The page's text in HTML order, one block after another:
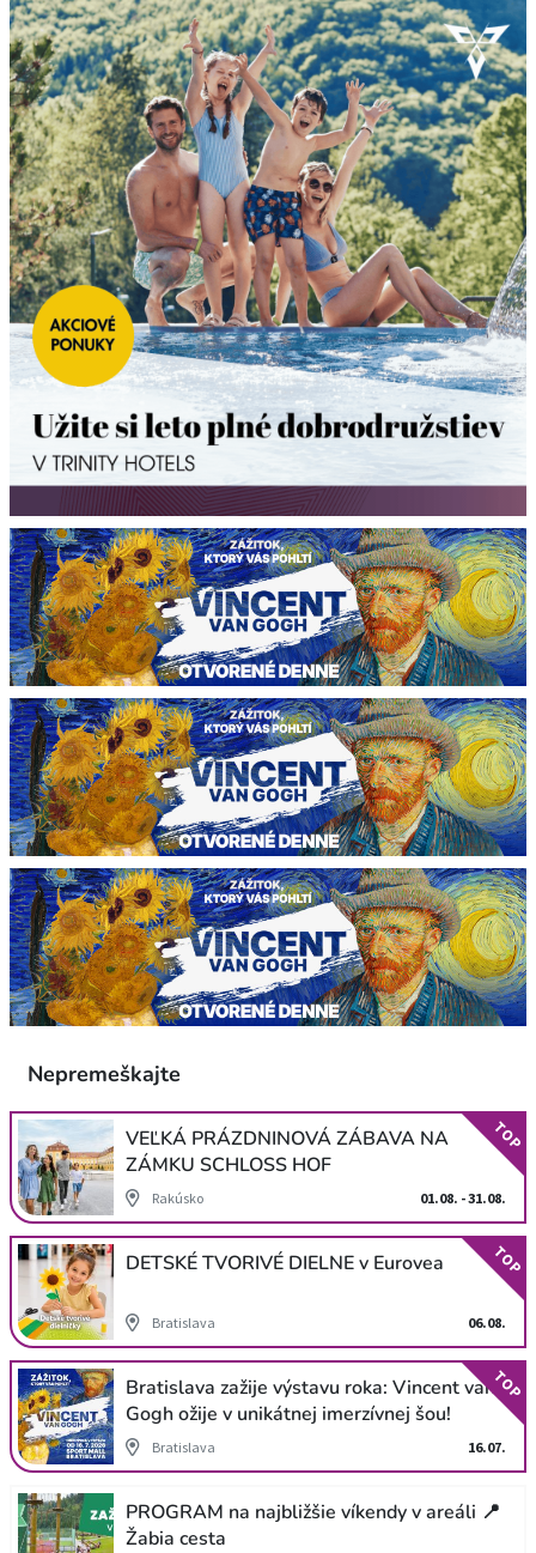
Nepremeškajte
VEĽKÁ PRÁZDNINOVÁ ZÁBAVA NA
ZÁMKU SCHLOSS HOF
Rakúsko 01.08. - 31.08.
TOP
DETSKÉ TVORIVÉ DIELNE v Eurovea
Bratislava 06.08.
TOP
Bratislava zažije výstavu roka: Vincent van
Gogh ožije v unikátnej imerzívnej šou!
Bratislava 16.07.
TOP
PROGRAM na najbližšie víkendy v areáli 📍
Žabia cesta